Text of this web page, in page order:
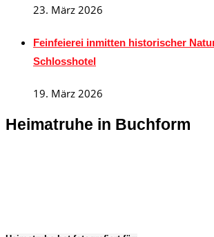
23. März 2026
Feinfeierei inmitten historischer
Schlosshotel
19. März 2026
Heimatruhe in Buchform